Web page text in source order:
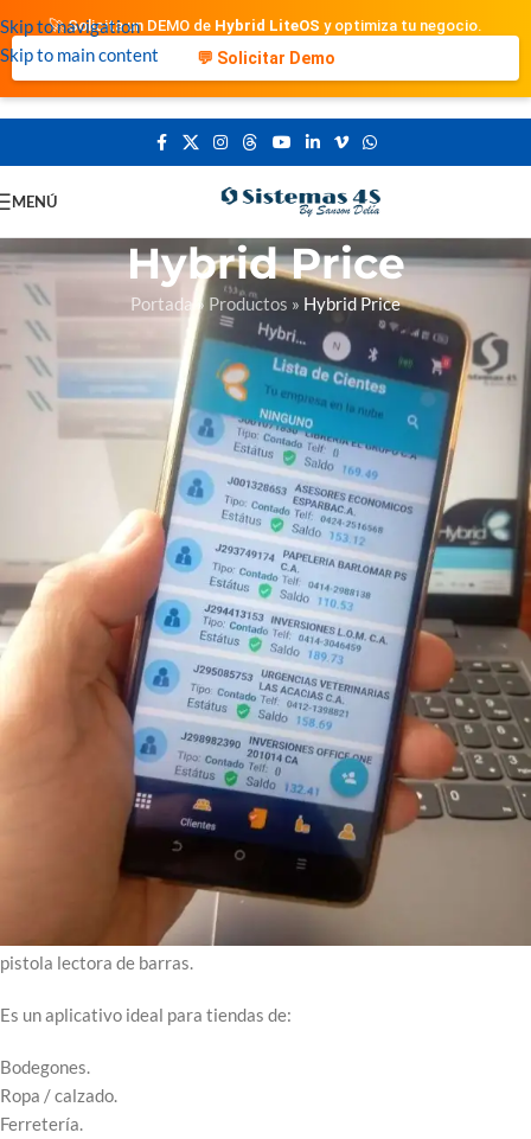
Skip to navigation
Skip to main content
🚀 Solicita un DEMO de Hybrid LiteOS y optimiza tu negocio.
💬 Solicitar Demo
MENÚ
Hybrid Price
Portada » Productos » Hybrid Price
Hybrid Price es un software
verificador de precios para PC,
micro kioskos y prodadores de
precios basados en Windows o
Android.
Permite consultar el precio de los productos mediante el scaneo de
codigos de barra usando el hardware instalado, integrado o por
pistola lectora de barras.
Es un aplicativo ideal para tiendas de:
Bodegones.
Ropa / calzado.
Ferretería.